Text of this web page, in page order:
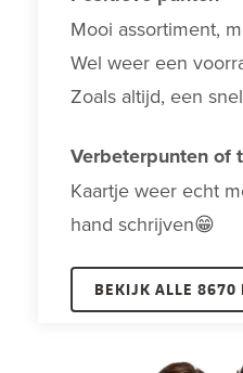
Mooi assortiment,
Wel weer een
Zoals altijd, een
Verbeterpunten of
Kaartje weer echt
hand schrijven😁
BEKIJK ALLE 8670